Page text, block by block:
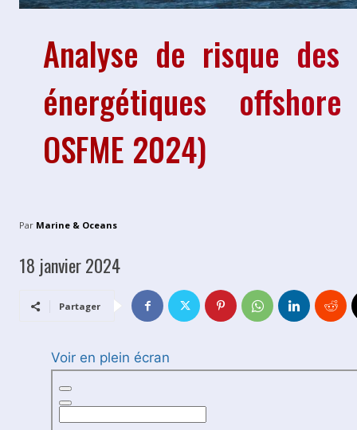
Analyse de risque
énergétiques
OSFME 2024)
Par Marine & Oceans
18 janvier 2024
Partager
Voir en plein écran